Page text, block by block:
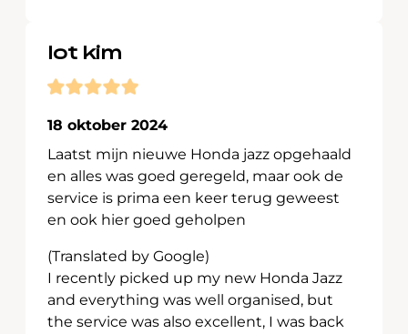
lot kim
18 oktober 2024
Laatst mijn nieuwe Honda jazz opgehaald
en alles was goed geregeld, maar ook de
service is prima een keer terug geweest
en ook hier goed geholpen
(Translated by Google)
I recently picked up my new Honda Jazz
and everything was well organised, but
the service was also excellent, I was back